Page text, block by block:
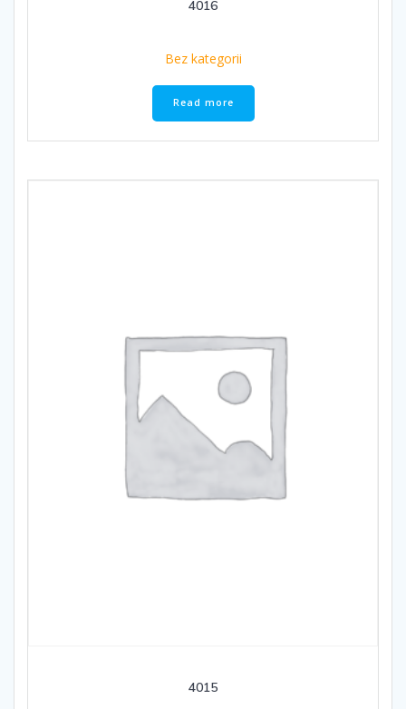
4016
Bez kategorii
Read more
4015